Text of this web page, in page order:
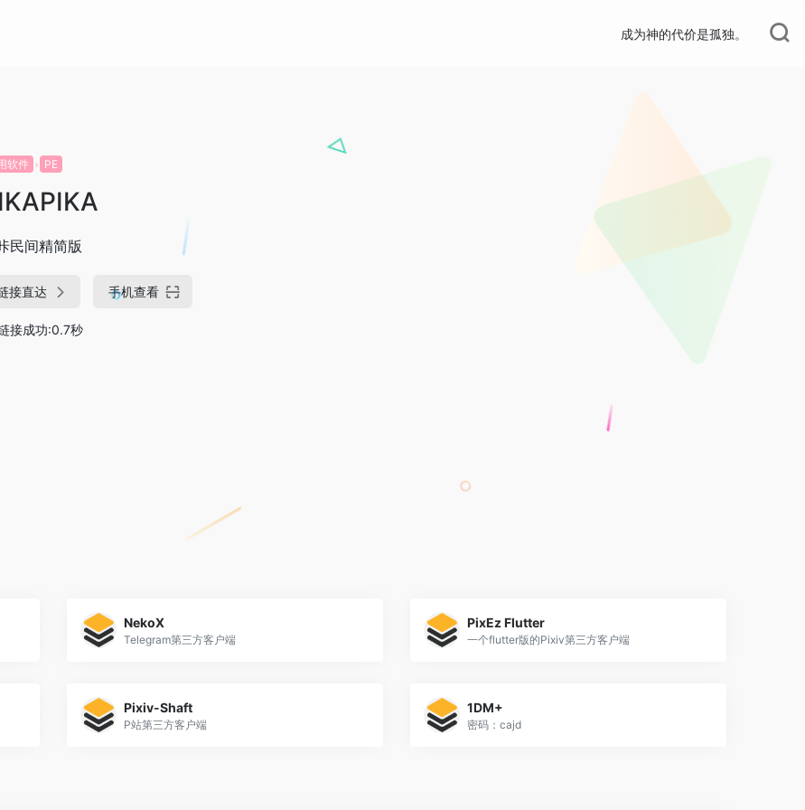
成为神的代价是孤独。
软件 PE
民间精简版
接直达 手机查看
接成功:0.7秒
NekoX
Telegram第三方客户端
PixEz Flutter
一个flutter版的Pixiv第三方客户端
Pixiv-Shaft
P站第三方客户端
1DM+
密码：cajd